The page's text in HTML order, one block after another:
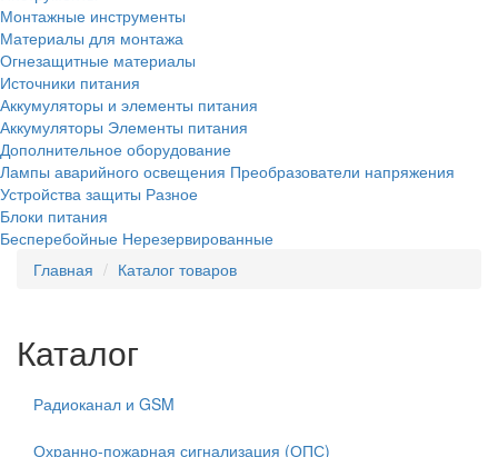
Монтажные инструменты
Материалы для монтажа
Огнезащитные материалы
Источники питания
Аккумуляторы и элементы питания
Аккумуляторы Элементы питания
Дополнительное оборудование
Лампы аварийного освещения Преобразователи напряжения
Устройства защиты Разное
Блоки питания
Бесперебойные Нерезервированные
Главная
Каталог товаров
Каталог
Радиоканал и GSM
Охранно-пожарная сигнализация (ОПС)